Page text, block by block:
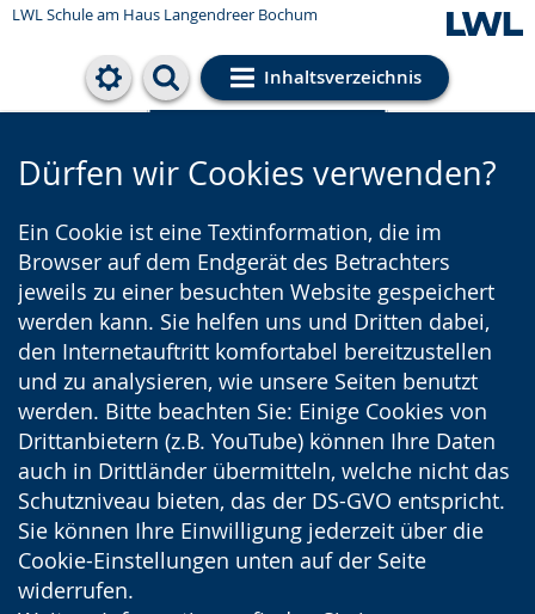
LWL Schule am Haus Langendreer Bochum
Inhaltsverzeichnis
Cookie-Einstellungen
Dürfen wir Cookies verwenden?
Ein Cookie ist eine Textinformation, die im
Browser auf dem Endgerät des Betrachters
jeweils zu einer besuchten Website gespeichert
werden kann. Sie helfen uns und Dritten dabei,
den Internetauftritt komfortabel bereitzustellen
und zu analysieren, wie unsere Seiten benutzt
werden. Bitte beachten Sie: Einige Cookies von
Drittanbietern (z.B. YouTube) können Ihre Daten
auch in Drittländer übermitteln, welche nicht das
Schutzniveau bieten, das der DS-GVO entspricht.
Sie können Ihre Einwilligung jederzeit über die
Cookie-Einstellungen unten auf der Seite
widerrufen.